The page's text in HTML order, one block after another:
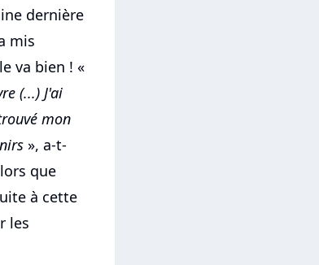
dernière
mis
va bien ! «
(...) J'ai
mon
», a-t-
que
à cette
les